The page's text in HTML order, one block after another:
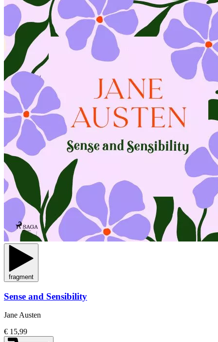
fragment
Sense and Sensibility
Jane Austen
€ 15,99